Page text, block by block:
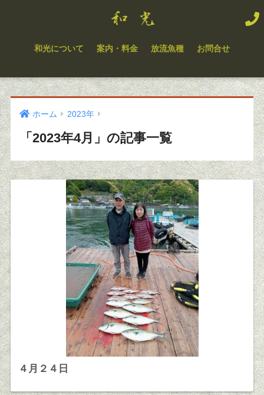
和光について 案内・料金 放流魚種 お問合せ
ホーム 2023年
「2023年4月」の記事一覧
４月２４日